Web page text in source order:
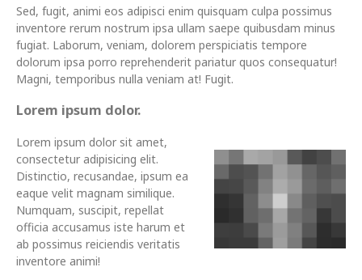
Sed, fugit, animi eos adipisci enim quisquam culpa possimus
inventore rerum nostrum ipsa ullam saepe quibusdam minus
fugiat. Laborum, veniam, dolorem perspiciatis tempore
dolorum ipsa porro reprehenderit pariatur quos consequatur!
Magni, temporibus nulla veniam at! Fugit.
Lorem ipsum dolor.
Lorem ipsum dolor sit amet,
consectetur adipisicing elit.
Distinctio, recusandae, ipsum ea
eaque velit magnam similique.
Numquam, suscipit, repellat
officia accusamus iste harum et
ab possimus reiciendis veritatis
inventore animi!